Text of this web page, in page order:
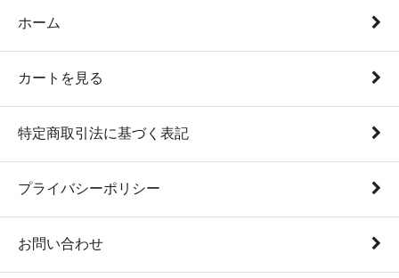
ホーム
カートを見る
特定商取引法に基づく表記
プライバシーポリシー
お問い合わせ